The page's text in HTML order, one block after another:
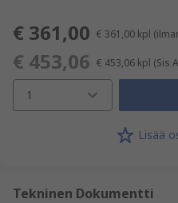
€ 361,00 € 361,00 kpl
€ 453,06 € 453,06 kpl (Sis
1
Lisää
Tekninen Dokumentti